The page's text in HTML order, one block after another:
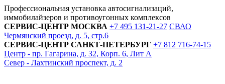
Профессиональная установка автосигнализаций,
иммобилайзеров и противоугонных комплексов
СЕРВИС-ЦЕНТР МОСКВА +7 495 131-21-27 СВАО
Чермянский проезд, д. 5, стр.6
СЕРВИС-ЦЕНТР САНКТ-ПЕТЕРБУРГ +7 812 716-74-15
Центр - пр. Гагарина, д. 32, Корп. 6, Лит А
Север - Лахтинский проспект, д. 2